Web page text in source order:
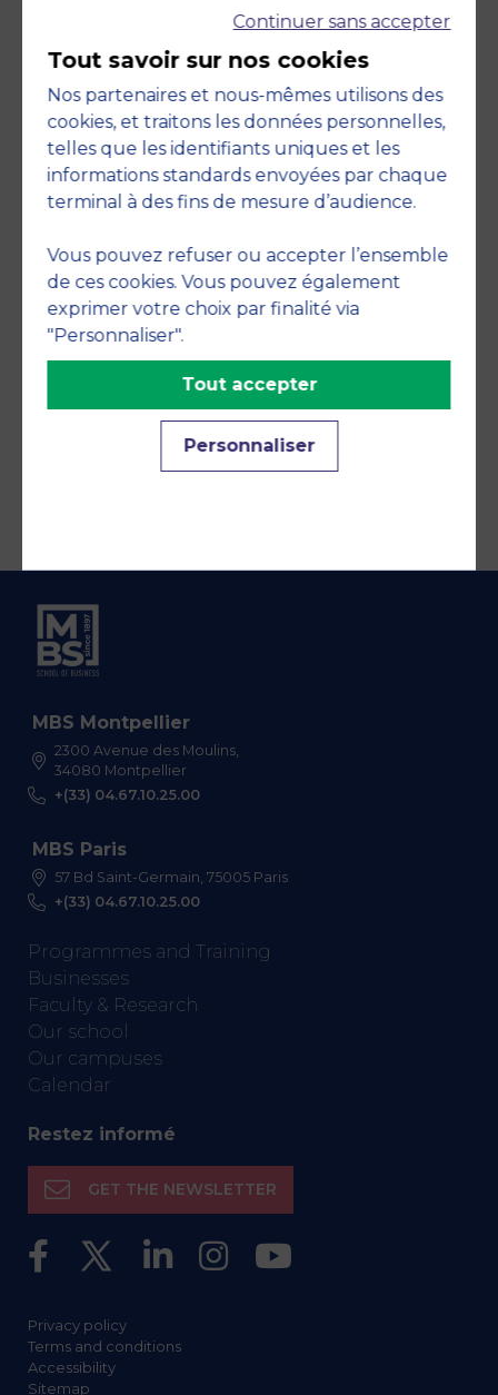
Accreditations
Engagements
MBS Montpellier
2300 Avenue des Moulins,
34080 Montpellier
+(33) 04.67.10.25.00
MBS Paris
57 Bd Saint-Germain, 75005 Paris
+(33) 04.67.10.25.00
Programmes and Training
Businesses
Faculty & Research
Our school
Our campuses
Calendar
Restez informé
GET THE NEWSLETTER
Privacy policy
Terms and conditions
Accessibility
Sitemap
Continuer sans accepter
Tout savoir sur nos cookies
Nos partenaires et nous-mêmes utilisons des
cookies, et traitons les données personnelles,
telles que les identifiants uniques et les
informations standards envoyées par chaque
terminal à des fins de mesure d’audience.
Vous pouvez refuser ou accepter l’ensemble
de ces cookies. Vous pouvez également
exprimer votre choix par finalité via
"Personnaliser".
Personnaliser
Tout accepter